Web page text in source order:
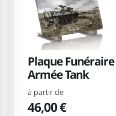
Plaque Funéraire
Armée Tank
à partir de
46,00 €